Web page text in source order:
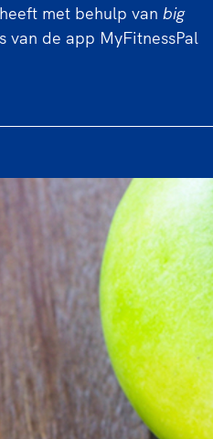
met behulp van big
van de app MyFitnessPal